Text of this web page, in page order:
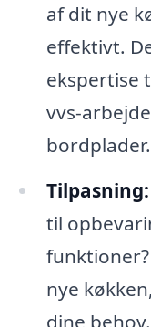
af dit nye
effektivt.
ekspertise
vvs-
bordplader.
Tilpasning:
til
nye
dine behov.